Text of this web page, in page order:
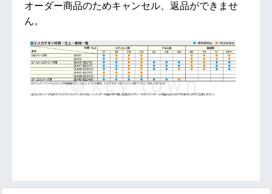
オーダー商品のためキャンセル、返品ができませ
ん。